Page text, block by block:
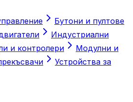
Бутони и пултове
Индустриални
и контролери
Модулни и
Устройства за